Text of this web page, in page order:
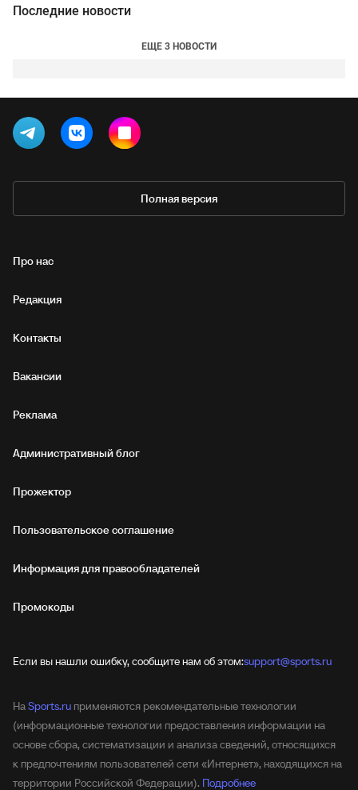
Последние новости
ЕЩЕ 3 НОВОСТИ
Полная версия
Про нас
Редакция
Контакты
Вакансии
Реклама
Административный блог
Прожектор
Пользовательское соглашение
Информация для правообладателей
Промокоды
Если вы нашли ошибку, сообщите нам об этом:support@sports.ru
НаSports.ru применяются рекомендательные технологии
(информационные технологии предоставления информации на
основе сбора, систематизации и анализа сведений, относящихся
к предпочтениям пользователей сети «Интернет», находящихся на
территории Российской Федерации). Подробнее